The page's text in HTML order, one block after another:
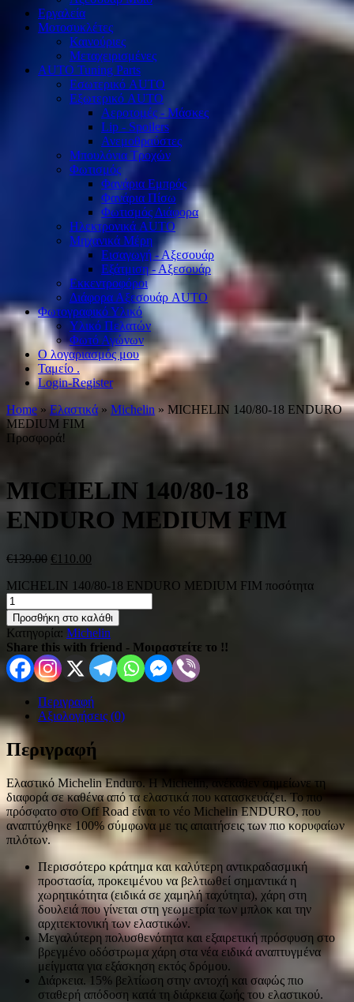
Εργαλεία
Μοτοσυκλέτες
Καινούριες
Μεταχειρισμένες
AUTO Tuning Parts
Εσωτερικό AUTO
Εξωτερικό AUTO
Αεροτομές - Μάσκες
Lip - Spoilers
Ανεμοθραύστες
Μπουλόνια Τροχών
Φωτισμός
Φανάρια Εμπρός
Φανάρια Πίσω
Φωτισμός Διάφορα
Ηλεκτρονικά AUTO
Μηχανικά Μέρη
Εισαγωγή - Αξεσουάρ
Εξάτμιση - Αξεσουάρ
Εκκεντροφόροι
Διάφορα Αξεσουάρ AUTO
Φωτογραφικό Υλικό
Υλικό Πελατών
Φωτό Αγώνων
Ο λογαριασμός μου
Ταμείο .
Login-Register
Home » Ελαστικά » Michelin » MICHELIN 140/80-18 ENDURO
MEDIUM FIM
Προσφορά!
MICHELIN 140/80-18
ENDURO MEDIUM FIM
€139.00 €110.00
MICHELIN 140/80-18 ENDURO MEDIUM FIM ποσότητα
Προσθήκη στο καλάθι
Κατηγορία: Michelin
Share this with friend - Μοιραστείτε το !!
Περιγραφή
Αξιολογήσεις (0)
Περιγραφή
Ελαστικό Michelin Enduro. Η Michelin, ανέκαθεν σημείωνε τη
διαφορά σε καθένα από τα ελαστικά που κατασκευάζει. Το πιο
πρόσφατο στο Off Road είναι το νέο Michelin ENDURO, που
αναπτύχθηκε 100% σύμφωνα με τις απαιτήσεις των πιο κορυφαίων
πιλότων.
Περισσότερο κράτημα και καλύτερη αντικραδασμική
προστασία, προκειμένου να βελτιωθεί σημαντικά η
χωρητικότητα (ειδικά σε χαμηλή ταχύτητα), χάρη στη
δουλειά που γίνεται στη γεωμετρία των μπλοκ και την
αρχιτεκτονική των ελαστικών.
Μεγαλύτερη πολυσθενότητα και εξαιρετική πρόσφυση στο
βρεγμένο οδόστρωμα χάρη στα νέα ειδικά αναπτυγμένα
μείγματα για εξάσκηση εκτός δρόμου.
Διάρκεια. 15% βελτίωση στην αντοχή και σαφώς πιο
σταθερή απόδοση κατά τη διάρκεια ζωής του ελαστικού.